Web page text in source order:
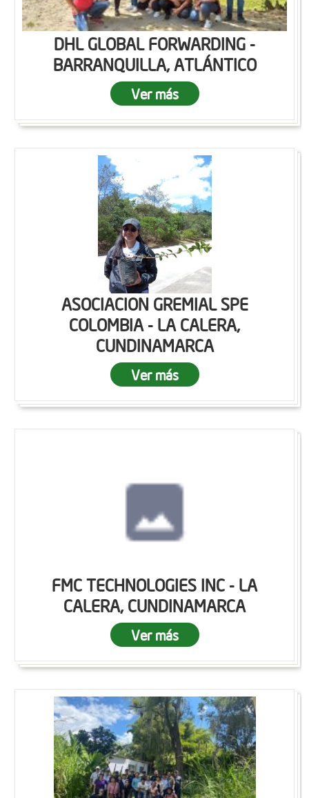
DHL GLOBAL FORWARDING -
BARRANQUILLA, ATLÁNTICO
Ver más
ASOCIACION GREMIAL SPE
COLOMBIA - LA CALERA,
CUNDINAMARCA
Ver más
FMC TECHNOLOGIES INC - LA
CALERA, CUNDINAMARCA
Ver más